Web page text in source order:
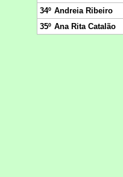
34º Andreia Ribeiro
35º Ana Rita Catalão